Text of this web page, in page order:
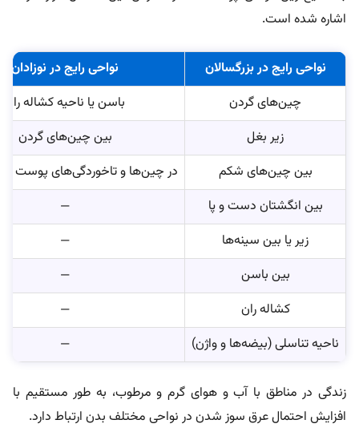
اشاره شده است.
نواحی رایج در بزرگسالان
نواحی رایج در نوزادان
چین‌های گردن
باسن یا ناحیه کشاله ران
زیر بغل
بین چین‌های گردن
بین چین‌های شکم
در چین‌ها و تاخوردگی‌های پوست
بین انگشتان دست و پا
—
زیر یا بین سینه‌ها
—
بین باسن
—
کشاله ران
—
ناحیه تناسلی (بیضه‌ها و واژن)
—
زندگی در مناطق با آب‌ و‌ هوای گرم و مرطوب، به‌ طور مستقیم با
افزایش احتمال عرق‌ سوز شدن در نواحی مختلف بدن ارتباط دارد.